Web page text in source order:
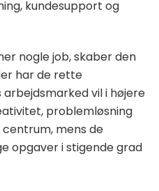
kundesupport og
nogle job, skaber den
har de rette
vil i højere
problemløsning
mens de
opgaver i stigende grad